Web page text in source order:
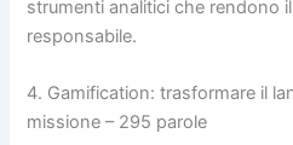
strumenti analitici che rendono
responsabile.
4. Gamification: trasformare il
missione – 295 parole